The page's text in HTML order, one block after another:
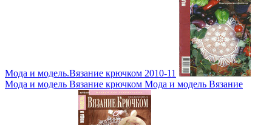
Мода и модель.Вязание крючком 2010-11
Мода и модель Вязание крючком Мода и модель Вязание